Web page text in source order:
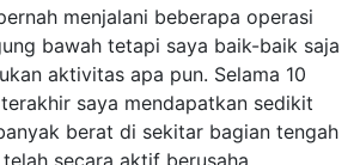
menjalani beberapa operasi
bawah tetapi saya baik-baik saja
aktivitas apa pun. Selama 10
saya mendapatkan sedikit
berat di sekitar bagian tengah
secara aktif berusaha